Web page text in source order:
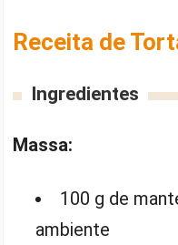
Receita de
Ingredientes
Massa:
100 g de
ambiente